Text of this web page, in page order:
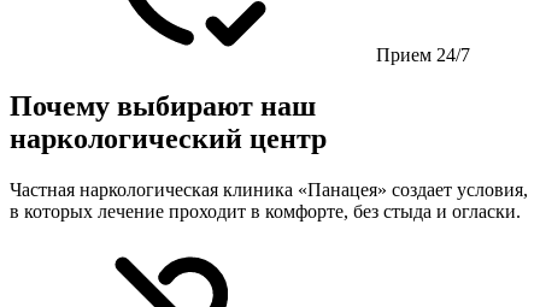
Прием 24/7
Почему выбирают наш
наркологический центр
Частная наркологическая клиника «Панацея» создает условия,
в которых лечение проходит в комфорте, без стыда и огласки.